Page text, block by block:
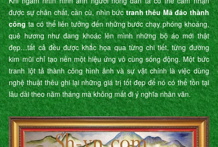
được sự chân chất, cần cù, nhìn bứctranh thêu Mã đáo thành
côngta có thể liên tưởng đến những bước chạy phóng khoáng,
quê hương như đang khoác lên mình những bộ áo mới thật
đẹp…tất cả đều được khắc họa qua từng chi tiết, từng đường
kim mũi chỉ tạo nên một hiệu ứng vô cùng sống động. Một bức
tranh lột tả thành công hình ảnh và sự vật chính là việc dùng
nghệ thuật thêu ghi lại những giá trị tốt đẹp để nó có thể tồn tại
lâu dài theo năm tháng mà không mất đi ý nghĩa nhân văn.